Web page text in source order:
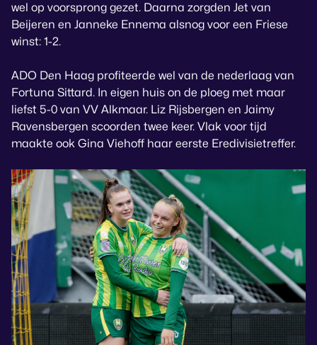
wel op voorsprong gezet. Daarna zorgden Jet van
Beijeren en Janneke Ennema alsnog voor een Friese
winst: 1-2.
ADO Den Haag profiteerde wel van de nederlaag van
Fortuna Sittard. In eigen huis on de ploeg met maar
liefst 5-0 van VV Alkmaar. Liz Rijsbergen en Jaimy
Ravensbergen scoorden twee keer. Vlak voor tijd
maakte ook Gina Viehoff haar eerste Eredivisietreffer.